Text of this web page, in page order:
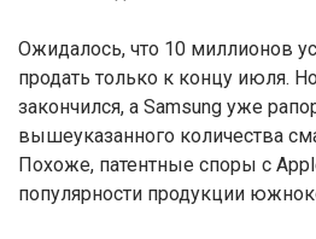
Ожидалось, что 10 миллионов
продать только к концу июля.
закончился, а Samsung уже
вышеуказанного количества
Похоже, патентные споры с
популярности продукции